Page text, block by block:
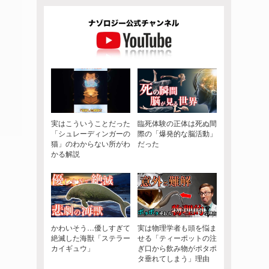
実はこういうことだった
「シュレーディンガーの
猫」のわからない所がわ
かる解説
臨死体験の正体は死ぬ間
際の「爆発的な脳活動」
だった
かわいそう…優しすぎて
絶滅した海獣「ステラー
カイギュウ」
実は物理学者も頭を悩ま
せる「ティーポットの注
ぎ口から飲み物がポタポ
タ垂れてしまう」理由